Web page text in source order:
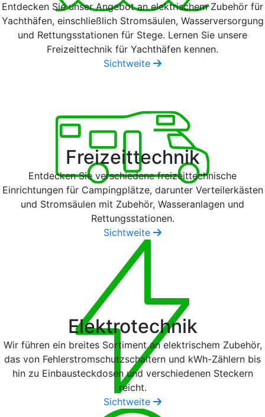
Entdecken Sie unser Angebot an elektrischem Zubehör für
Yachthäfen, einschließlich Stromsäulen, Wasserversorgung
und Rettungsstationen für Stege. Lernen Sie unsere
Freizeittechnik für Yachthäfen kennen.
Sichtweite
Freizeittechnik
Entdecken Sie verschiedene freizeittechnische
Einrichtungen für Campingplätze, darunter Verteilerkästen
und Stromsäulen mit Zubehör, Wasseranlagen und
Rettungsstationen.
Sichtweite
Elektrotechnik
Wir führen ein breites Sortiment an elektrischem Zubehör,
das von Fehlerstromschutzschaltern und kWh-Zählern bis
hin zu Einbausteckdosen und verschiedenen Steckern
reicht.
Sichtweite